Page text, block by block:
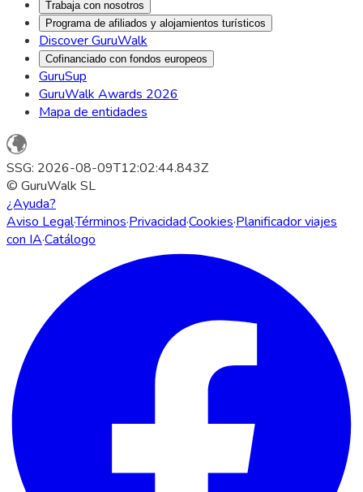
Trabaja con nosotros
Programa de afiliados y alojamientos turísticos
Discover GuruWalk
Cofinanciado con fondos europeos
GuruSup
GuruWalk Awards 2026
Mapa de entidades
SSG: 2026-08-09T12:02:44.843Z
© GuruWalk SL
¿Ayuda?
Aviso Legal·Términos·Privacidad·Cookies·Planificador viajes
con IA·Catálogo